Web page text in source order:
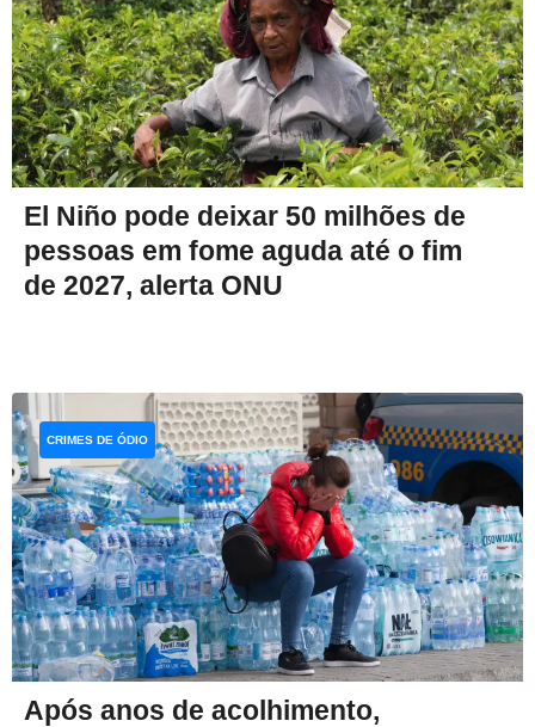
El Niño pode deixar 50 milhões de
pessoas em fome aguda até o fim
de 2027, alerta ONU
Após anos de acolhimento,
CRIMES DE ÓDIO